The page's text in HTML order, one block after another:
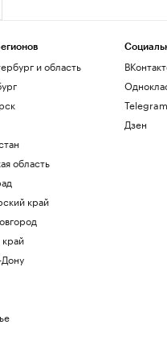
и область
область
край
Telegram
Дзен